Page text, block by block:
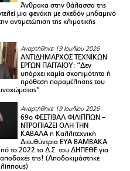
Άνθρακα στην θάλασσα της
μια φενάκη με σχεδόν μηδαμινό
αντιμετώπιση της κλιματικής
Αναρτήθηκε 19 Ιουλίου 2026
ΑΝΤΙΔΗΜΑΡΧΟΣ ΤΕΧΝΙΚΩΝ
ΕΡΓΩΝ ΠΑΓΓΑΙΟΥ: “Δεν
υπάρχει καμία σκοπιμότητα ή
πρόθεση παραμέλησης του
Αναρτήθηκε 19 Ιουλίου 2026
69ο ΦΕΣΤΙΒΑΛ ΦΙΛΙΠΠΩΝ –
ΝΤΡΟΠΙΑΖΕΙ ΟΛΗ ΤΗΝ
ΚΑΒΑΛΑ η Καλλιτεχνική
Διευθύντρια ΕΥΑ ΒΑΜΒΑΚΑ
το 2022 το Δ.Σ. του ΔΗΠΕΘΕ για
αποδοχές της! (Αποδοκιμάστηκε